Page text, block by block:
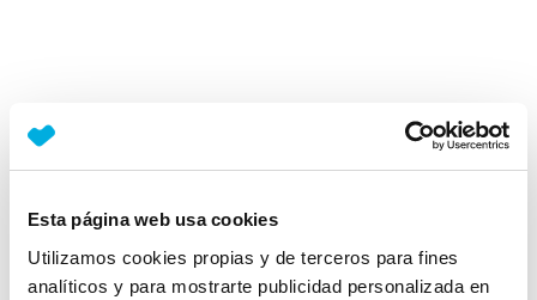
Esta página web usa cookies
Utilizamos cookies propias y de terceros para fines
analíticos y para mostrarte publicidad personalizada en